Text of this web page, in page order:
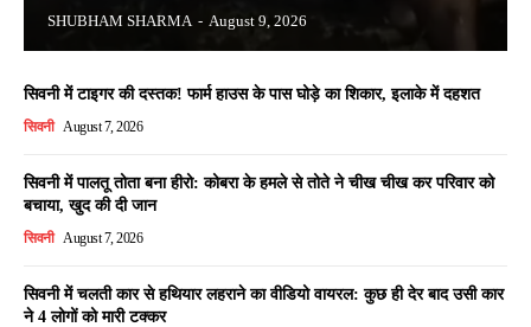
SHUBHAM SHARMA - August 9, 2026
सिवनी में टाइगर की दस्तक! फार्म हाउस के पास घोड़े का शिकार, इलाके में दहशत
सिवनी August 7, 2026
सिवनी में पालतू तोता बना हीरो: कोबरा के हमले से तोते ने चीख चीख कर परिवार को
बचाया, खुद की दी जान
सिवनी August 7, 2026
सिवनी में चलती कार से हथियार लहराने का वीडियो वायरल: कुछ ही देर बाद उसी कार
ने 4 लोगों को मारी टक्कर